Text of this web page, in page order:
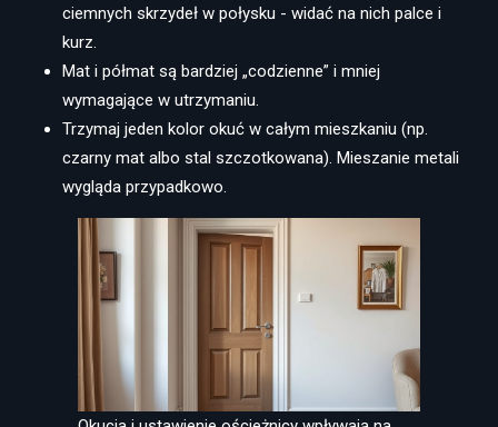
ciemnych skrzydeł w połysku - widać na nich palce i
kurz.
Mat i półmat są bardziej „codzienne” i mniej
wymagające w utrzymaniu.
Trzymaj jeden kolor okuć w całym mieszkaniu (np.
czarny mat albo stal szczotkowana). Mieszanie metali
wygląda przypadkowo.